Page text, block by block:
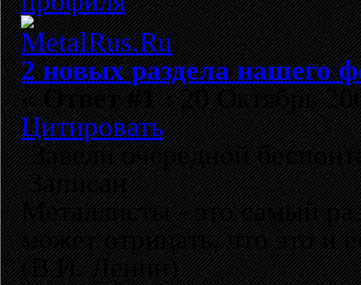
2 новых раздела нашего
«Ответ #1 :20 Октябрь
Цитировать
Завели очередной
Записан
Металлисты - это самый
может отрицать, что это и
(В.И. Ленин)